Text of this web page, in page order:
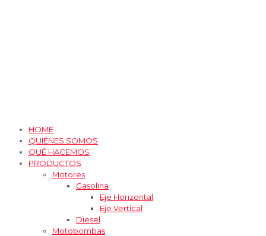
HOME
QUIÉNES SOMOS
QUÉ HACEMOS
PRODUCTOS
Motores
Gasolina
Eje Horizontal
Eje Vertical
Diesel
Motobombas